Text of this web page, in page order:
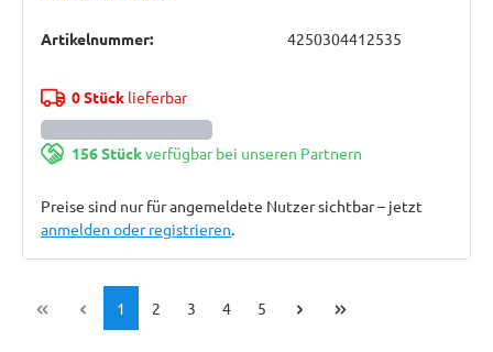
Artikelnummer: 4250304412535
0 Stücklieferbar
156 Stückverfügbar bei unseren Partnern
Preise sind nur für angemeldete Nutzer sichtbar – jetzt
anmelden oder registrieren.
Seite
1 Seite
2 Seite
3 Seite
4 Seite
5